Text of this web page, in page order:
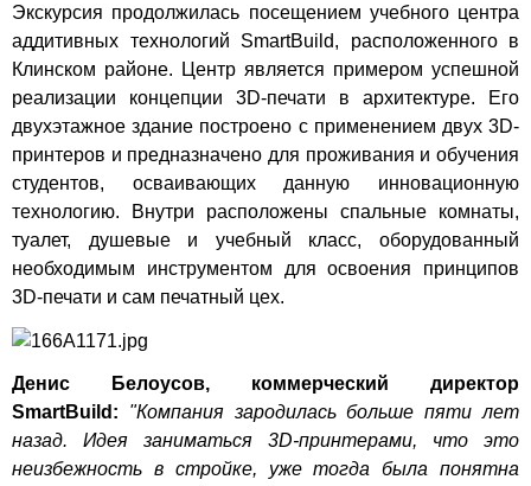
Экскурсия продолжилась посещением учебного центра
аддитивных технологий SmartBuild, расположенного в
Клинском районе. Центр является примером успешной
реализации концепции 3D-печати в архитектуре. Его
двухэтажное здание построено с применением двух 3D-
принтеров и предназначено для проживания и обучения
студентов, осваивающих данную инновационную
технологию. Внутри расположены спальные комнаты,
туалет, душевые и учебный класс, оборудованный
необходимым инструментом для освоения принципов
3D-печати и сам печатный цех.
Денис Белоусов, коммерческий директор
SmartBuild:
"Компания зародилась больше пяти лет
назад. Идея заниматься 3D-принтерами, что это
неизбежность в стройке, уже тогда была понятна